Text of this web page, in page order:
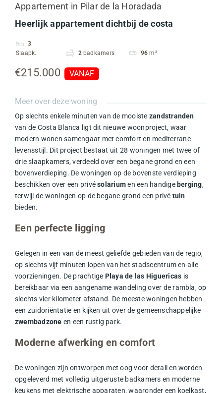
Appartement in Pilar de la Horadada
Heerlijk appartement dichtbij de costa
3
Slaapk.
2 badkamers 96 m²
€215.000 VANAF
Meer over deze woning
Op slechts enkele minuten van de mooiste zandstranden
van de Costa Blanca ligt dit nieuwe woonproject, waar
modern wonen samengaat met comfort en mediterrane
levensstijl. Dit project bestaat uit 28 woningen met twee of
drie slaapkamers, verdeeld over een begane grond en een
bovenverdieping. De woningen op de bovenste verdieping
beschikken over een privésolariumen een handige berging,
terwijl de woningen op de begane grond een privé tuin
bieden.
Een perfecte ligging
Gelegen in een van de meest geliefde gebieden van de regio,
op slechts vijf minuten lopen van het stadscentrum en alle
voorzieningen. De prachtige Playa de las Higuericas is
bereikbaar via een aangename wandeling over de rambla, op
slechts vier kilometer afstand. De meeste woningen hebben
een zuidoriëntatie en kijken uit over de gemeenschappelijke
zwembadzone en een rustig park.
Moderne afwerking en comfort
De woningen zijn ontworpen met oog voor detail en worden
opgeleverd met volledig uitgeruste badkamers en moderne
keukens met elektrische apparaten, waaronder een koelkast,